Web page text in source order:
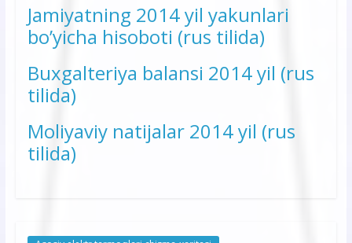
Jamiyatning 2014 yil yakunlari
bo’yicha hisoboti (rus tilida)
Buxgalteriya balansi 2014 yil (rus
tilida)
Moliyaviy natijalar 2014 yil (rus
tilida)